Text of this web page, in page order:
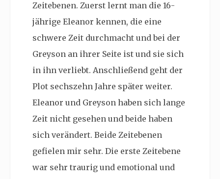
Zeitebenen. Zuerst lernt man die 16-
jährige Eleanor kennen, die eine
schwere Zeit durchmacht und bei der
Greyson an ihrer Seite ist und sie sich
in ihn verliebt. Anschließend geht der
Plot sechszehn Jahre später weiter.
Eleanor und Greyson haben sich lange
Zeit nicht gesehen und beide haben
sich verändert. Beide Zeitebenen
gefielen mir sehr. Die erste Zeitebene
war sehr traurig und emotional und